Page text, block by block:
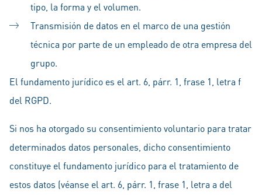
tipo, la forma y el volumen.
Transmisión de datos en el marco de una gestión
técnica por parte de un empleado de otra empresa del
grupo.
El fundamento jurídico es el art. 6, párr. 1, frase 1, letra f
del RGPD.
Si nos ha otorgado su consentimiento voluntario para tratar
determinados datos personales, dicho consentimiento
constituye el fundamento jurídico para el tratamiento de
estos datos (véanse el art. 6, párr. 1, frase 1, letra a del